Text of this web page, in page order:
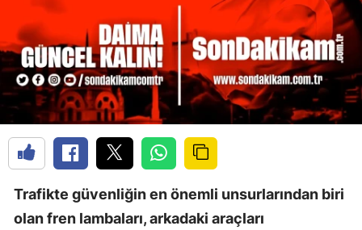
Trafikte güvenliğin en önemli unsurlarından biri
olan fren lambaları, arkadaki araçları